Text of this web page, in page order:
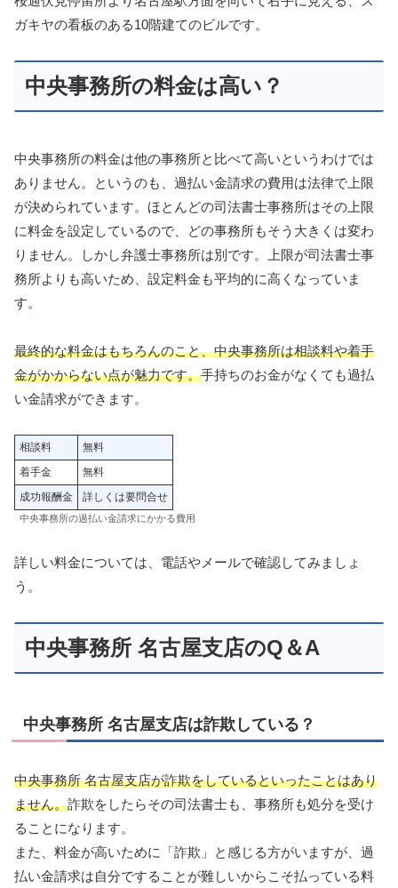
ガキヤの看板のある10階建てのビルです。
中央事務所の料金は高い？
中央事務所の料金は他の事務所と比べて高いというわけでは
ありません。というのも、過払い金請求の費用は法律で上限
が決められています。ほとんどの司法書士事務所はその上限
に料金を設定しているので、どの事務所もそう大きくは変わ
りません。しかし弁護士事務所は別です。上限が司法書士事
務所よりも高いため、設定料金も平均的に高くなっていま
す。
最終的な料金はもちろんのこと、中央事務所は相談料や着手
金がかからない点が魅力です。手持ちのお金がなくても過払
い金請求ができます。
相談料
無料
着手金
無料
成功報酬金
詳しくは要問合せ
中央事務所の過払い金請求にかかる費用
詳しい料金については、電話やメールで確認してみましょ
う。
中央事務所 名古屋支店のQ＆A
中央事務所 名古屋支店は詐欺している？
中央事務所 名古屋支店が詐欺をしているといったことはあり
ません。詐欺をしたらその司法書士も、事務所も処分を受け
ることになります。
また、料金が高いために「詐欺」と感じる方がいますが、過
払い金請求は自分ですることが難しいからこそ払っている料